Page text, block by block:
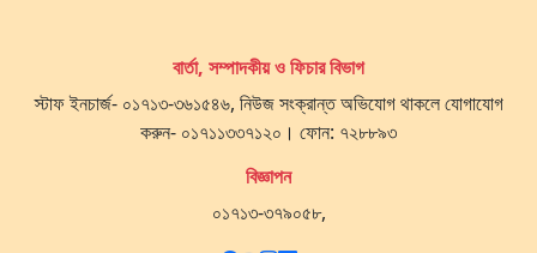
বার্তা, সম্পাদকীয় ও ফিচার বিভাগ
স্টাফ ইনচার্জ- ০১৭১৩-৩৬১৫৪৬, নিউজ সংক্রান্ত অভিযোগ থাকলে যোগাযোগ
করুন- ০১৭১১৩৩৭১২০। ফোন: ৭২৮৮৯৩
বিজ্ঞাপন
০১৭১৩-৩৭৯০৫৮,